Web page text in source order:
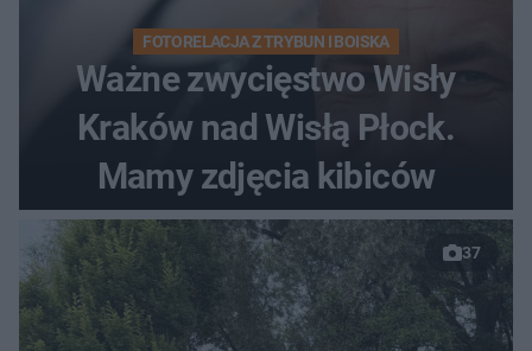
FOTORELACJA Z TRYBUN I BOISKA
Ważne zwycięstwo Wisły
Kraków nad Wisłą Płock.
Mamy zdjęcia kibiców
37